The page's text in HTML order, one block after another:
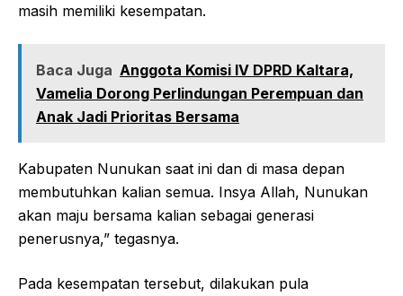
masih memiliki kesempatan.
Baca Juga Anggota Komisi IV DPRD Kaltara,
Vamelia Dorong Perlindungan Perempuan dan
Anak Jadi Prioritas Bersama
Kabupaten Nunukan saat ini dan di masa depan
membutuhkan kalian semua. Insya Allah, Nunukan
akan maju bersama kalian sebagai generasi
penerusnya,” tegasnya.
Pada kesempatan tersebut, dilakukan pula